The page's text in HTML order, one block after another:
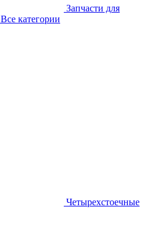
Запчасти для
Все категории
Четырехстоечные